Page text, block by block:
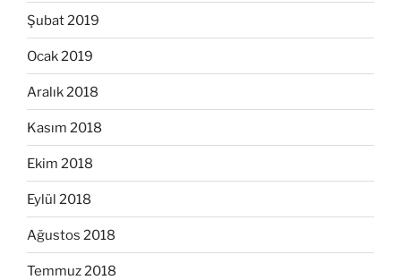
Şubat 2019
Ocak 2019
Aralık 2018
Kasım 2018
Ekim 2018
Eylül 2018
Ağustos 2018
Temmuz 2018